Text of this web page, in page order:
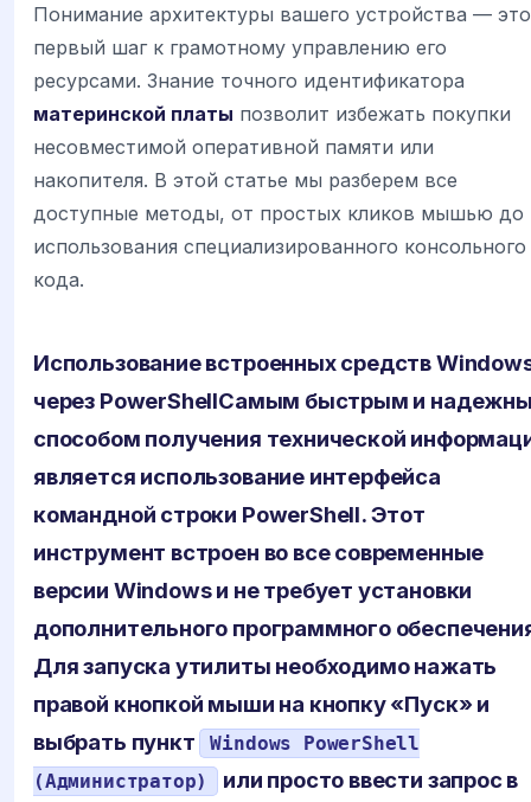
Понимание архитектуры вашего устройства — это
первый шаг к грамотному управлению его
ресурсами. Знание точного идентификатора
материнской платы позволит избежать покупки
несовместимой оперативной памяти или
накопителя. В этой статье мы разберем все
доступные методы, от простых кликов мышью до
использования специализированного консольного
кода.
Использование встроенных средств
через PowerShellСамым быстрым и
способом получения технической
является использование интерфейса
командной строки PowerShell. Этот
инструмент встроен во все современные
версии Windows и не требует установки
дополнительного программного
Для запуска утилиты необходимо нажать
правой кнопкой мыши на кнопку «Пуск» и
выбрать пункт
Windows PowerShell
(Администратор)
или просто ввести запрос в